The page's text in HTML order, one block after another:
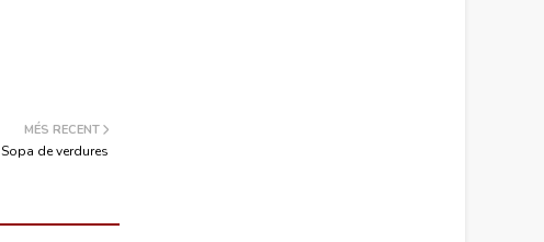
MÉS RECENT
Sopa de verdures